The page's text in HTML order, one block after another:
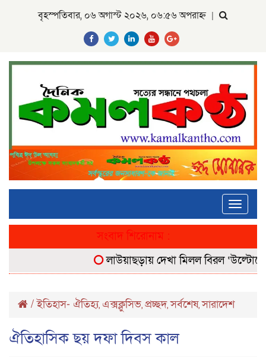
বৃহস্পতিবার, ০৬ অগাস্ট ২০২৬, ০৬:৫৬ অপরাহ্ন |
Toggle
সংবাদ শিরোনাম :
লাউয়াছড়ায় দেখা মিলল বিরল ‘উল্টোলেজি’
/ইতিহাস- ঐতিহ্য, এক্সক্লুসিভ, প্রচ্ছদ,সর্বশেষ,সারাদেশ
ঐতিহাসিক ছয় দফা দিবস কাল